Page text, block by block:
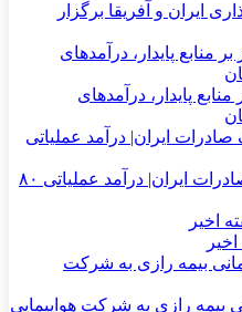
ایران و آفریقا برگزار
پایدار، درآمدهای
تغییر مثبت در عملکرد مالی بانک صادرات ایران| درآمد عملیاتی ۸۰
تومانی بیمه رازی به شرکت هواپیمایی